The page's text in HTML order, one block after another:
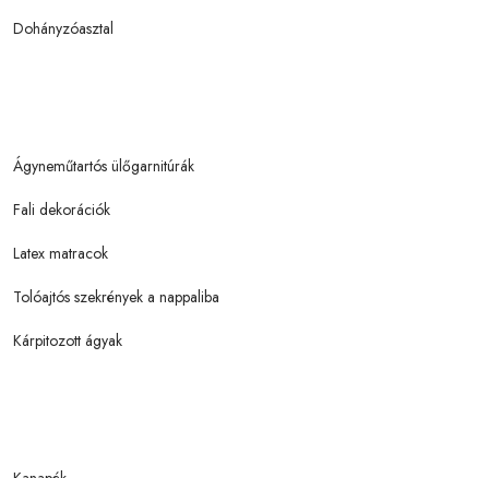
Dohányzóasztal
Ágyneműtartós ülőgarnitúrák
Fali dekorációk
Latex matracok
Tolóajtós szekrények a nappaliba
Kárpitozott ágyak